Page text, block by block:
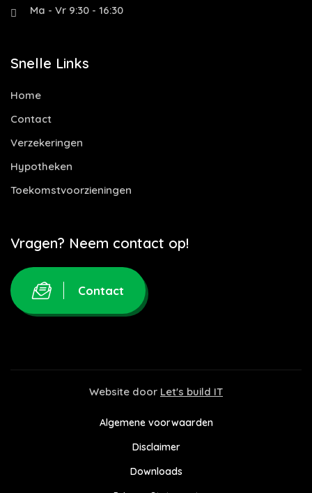
Ma - Vr 9:30 - 16:30
Snelle Links
Home
Contact
Verzekeringen
Hypotheken
Toekomstvoorzieningen
Vragen? Neem contact op!
Contact
Website door Let's build IT
Algemene voorwaarden
Disclaimer
Downloads